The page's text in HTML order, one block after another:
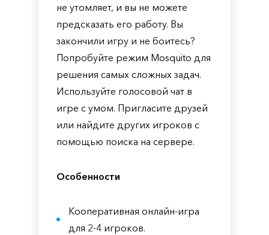
не утомляет, и вы не можете
предсказать его работу. Вы
закончили игру и не боитесь?
Попробуйте режим Mosquito для
решения самых сложных задач.
Используйте голосовой чат в
игре с умом. Пригласите друзей
или найдите других игроков с
помощью поиска на сервере.
Особенности
Кооперативная онлайн-игра
для 2-4 игроков.